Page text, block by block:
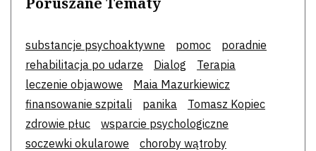
substancje psychoaktywne pomoc
poradnie
rehabilitacja po udarze
Dialog
Terapia
leczenie objawowe
Maia Mazurkiewicz
finansowanie szpitali
panika
Tomasz Kopiec
zdrowie płuc
wsparcie psychologiczne
soczewki okularowe
choroby wątroby